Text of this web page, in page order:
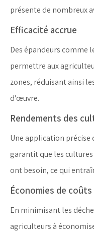
présente de nombreux
Efficacité accrue
Des épandeurs comme
permettre aux
zones, réduisant ainsi
d'œuvre.
Rendements des
Une application précise
garantit que les
ont besoin, ce qui
Économies de coûts
En minimisant les
agriculteurs à